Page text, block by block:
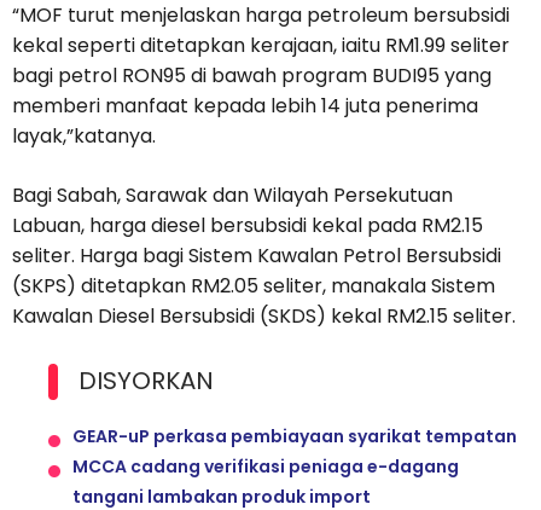
“MOF turut menjelaskan harga petroleum bersubsidi
kekal seperti ditetapkan kerajaan, iaitu RM1.99 seliter
bagi petrol RON95 di bawah program BUDI95 yang
memberi manfaat kepada lebih 14 juta penerima
layak,”katanya.
Bagi Sabah, Sarawak dan Wilayah Persekutuan
Labuan, harga diesel bersubsidi kekal pada RM2.15
seliter. Harga bagi Sistem Kawalan Petrol Bersubsidi
(SKPS) ditetapkan RM2.05 seliter, manakala Sistem
Kawalan Diesel Bersubsidi (SKDS) kekal RM2.15 seliter.
DISYORKAN
GEAR-uP perkasa pembiayaan syarikat tempatan
MCCA cadang verifikasi peniaga e-dagang
tangani lambakan produk import